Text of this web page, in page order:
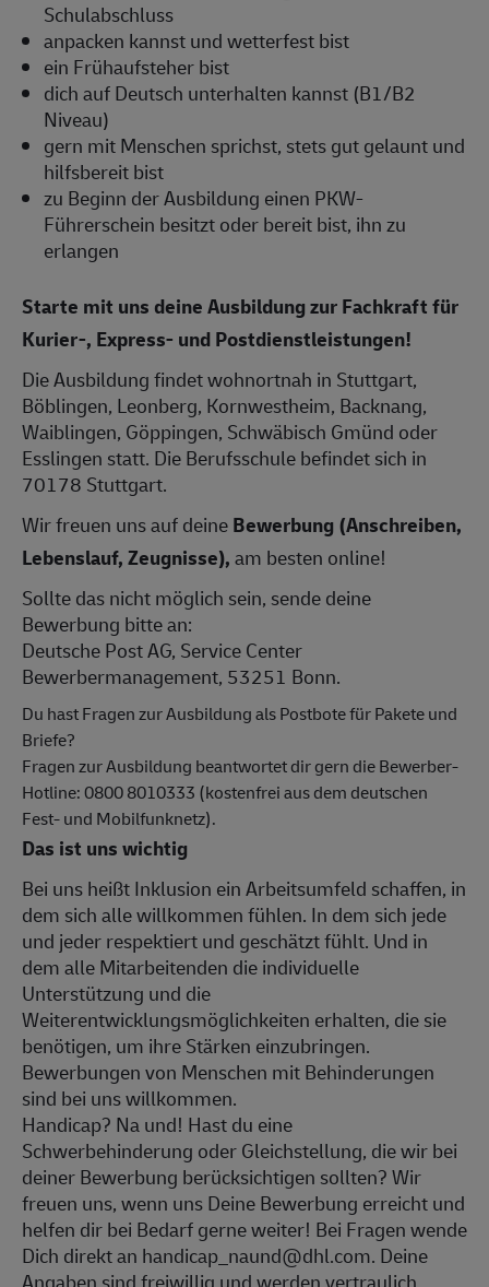
Schulabschluss
anpacken kannst und wetterfest bist
ein Frühaufsteher bist
dich auf Deutsch unterhalten kannst (B1/B2
Niveau)
gern mit Menschen sprichst, stets gut gelaunt und
hilfsbereit bist
zu Beginn der Ausbildung einen PKW-
Führerschein besitzt oder bereit bist, ihn zu
erlangen
Starte mit uns deine Ausbildung zur Fachkraft für
Kurier-, Express- und Postdienstleistungen!
Die Ausbildung findet wohnortnah in Stuttgart,
Böblingen, Leonberg, Kornwestheim, Backnang,
Waiblingen, Göppingen, Schwäbisch Gmünd oder
Esslingen statt. Die Berufsschule befindet sich in
70178 Stuttgart.
Wir freuen uns auf deineBewerbung (Anschreiben,
Lebenslauf, Zeugnisse),am besten online!
Sollte das nicht möglich sein, sende deine
Bewerbung bitte an:
Deutsche Post AG, Service Center
Bewerbermanagement, 53251 Bonn.
Du hast Fragen zur Ausbildung als Postbote für Pakete und
Briefe?
Fragen zur Ausbildung beantwortet dir gern die Bewerber-
Hotline: 0800 8010333 (kostenfrei aus dem deutschen
Fest- und Mobilfunknetz).
Das ist uns wichtig
Bei uns heißt Inklusion ein Arbeitsumfeld schaffen, in
dem sich alle willkommen fühlen. In dem sich jede
und jeder respektiert und geschätzt fühlt. Und in
dem alle Mitarbeitenden die individuelle
Unterstützung und die
Weiterentwicklungsmöglichkeiten erhalten, die sie
benötigen, um ihre Stärken einzubringen.
Bewerbungen von Menschen mit Behinderungen
sind bei uns willkommen.
Handicap? Na und! Hast du eine
Schwerbehinderung oder Gleichstellung, die wir bei
deiner Bewerbung berücksichtigen sollten? Wir
freuen uns, wenn uns Deine Bewerbung erreicht und
helfen dir bei Bedarf gerne weiter! Bei Fragen wende
Dich direkt an handicap_naund@dhl.com. Deine